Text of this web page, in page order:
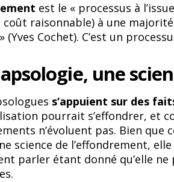
est le « processus à
raisonnable) à une
(Yves Cochet). C’est un
une
s‘appuient sur des
pourrait s’effondrer, et
n’évoluent pas. Bien que
science de l’effondrement,
parler étant donné qu’elle